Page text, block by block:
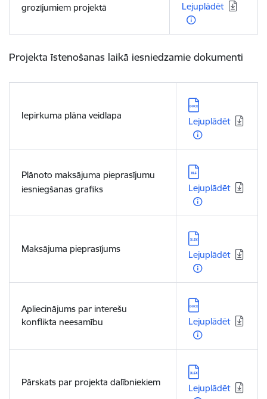
grozījumiem projektā
Lejuplādēt
Projekta īstenošanas laikā iesniedzamie dokumenti
Iepirkuma plāna veidlapa
Lejupielādēt:
Lejuplādēt
Plānoto maksājuma pieprasījumu
iesniegšanas grafiks
Lejupielādēt:
Lejuplādēt
Maksājuma pieprasījums
Lejupielādēt:
Lejuplādēt
Apliecinājums par interešu
konflikta neesamību
Lejupielādēt:
Lejuplādēt
Pārskats par projekta dalībniekiem
Lejupielādēt:
Lejuplādēt